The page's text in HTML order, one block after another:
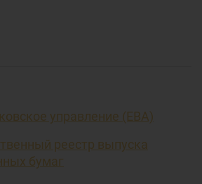
управление (EBA)
реестр выпуска
бумаг